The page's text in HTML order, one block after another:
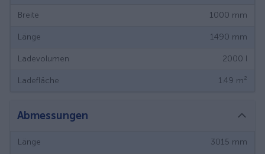
Breite 1000 mm
Länge 1490 mm
Ladevolumen 2000 l
Ladefläche 1.49 m²
Abmessungen
Länge 3015 mm